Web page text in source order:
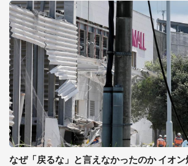
なぜ「戻るな」と言えなかったのか イオ